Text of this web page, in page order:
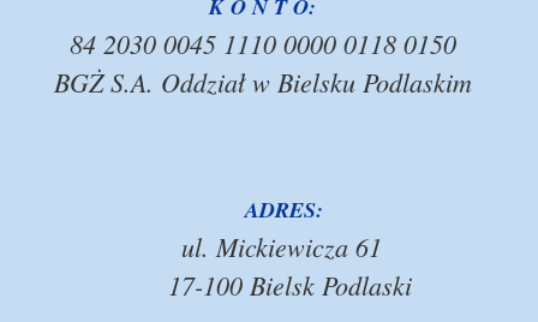
K O N T O:
84 2030 0045 1110 0000 0118 0150
BGŻ S.A. Oddział w Bielsku Podlaskim
ADRES:
ul. Mickiewicza 61
17-100 Bielsk Podlaski